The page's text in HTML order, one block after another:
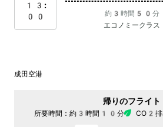
13:
00
約3時間50分
エコノミークラス
成田空港
帰りのフライト
所要時間： 約3時間10分 CO2排